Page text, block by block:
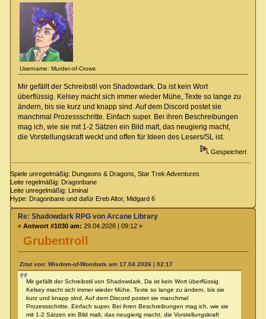
Username: Murder-of-Crows
Mir gefällt der Schreibstil von Shadowdark. Da ist kein Wort
überflüssig. Kelsey macht sich immer wieder Mühe, Texte so lange zu
ändern, bis sie kurz und knapp sind. Auf dem Discord postet sie
manchmal Prozessschritte. Einfach super. Bei ihren Beschreibungen
mag ich, wie sie mit 1-2 Sätzen ein Bild malt, das neugierig macht,
die Vorstellungskraft weckt und offen für Ideen des Lesers/SL ist.
Gespeichert
Spiele unregelmäßig: Dungeons & Dragons, Star Trek Adventures
Leite regelmäßig: Dragonbane
Leite unregelmäßig: Liminal
Hype: Dragonbane und dafür Ereb Altor, Midgard 6
Grubentroll
Re: Shadowdark RPG von Arcane Library
« Antwort #1030 am: 29.04.2026 | 09:12 »
Zitat von: Wisdom-of-Wombats am 17.04.2026 | 02:17
Mir gefällt der Schreibstil von Shadowdark. Da ist kein Wort überflüssig.
Kelsey macht sich immer wieder Mühe, Texte so lange zu ändern, bis sie
kurz und knapp sind. Auf dem Discord postet sie manchmal
Prozessschritte. Einfach super. Bei ihren Beschreibungen mag ich, wie sie
mit 1-2 Sätzen ein Bild malt, das neugierig macht, die Vorstellungskraft